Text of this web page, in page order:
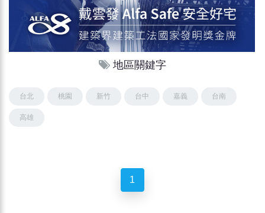
地區關鍵字
台北 桃園 新竹 台中 嘉義 台南
高雄
1